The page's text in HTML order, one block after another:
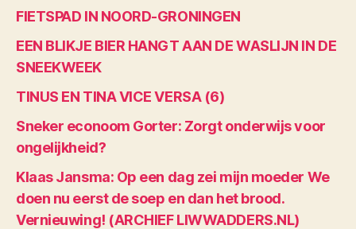
FIETSPAD IN NOORD-GRONINGEN
EEN BLIKJE BIER HANGT AAN DE WASLIJN IN DE
SNEEKWEEK
TINUS EN TINA VICE VERSA (6)
Sneker econoom Gorter: Zorgt onderwijs voor
ongelijkheid?
Klaas Jansma: Op een dag zei mijn moeder We
doen nu eerst de soep en dan het brood.
Vernieuwing! (ARCHIEF LIWWADDERS.NL)